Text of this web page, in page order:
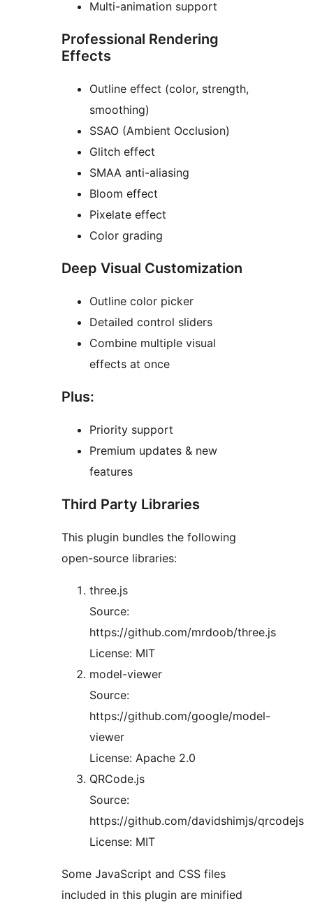
Multi-animation support
Professional Rendering
Effects
Outline effect (color, strength,
smoothing)
SSAO (Ambient Occlusion)
Glitch effect
SMAA anti-aliasing
Bloom effect
Pixelate effect
Color grading
Deep Visual Customization
Outline color picker
Detailed control sliders
Combine multiple visual
effects at once
Plus:
Priority support
Premium updates & new
features
Third Party Libraries
This plugin bundles the following
open-source libraries:
three.js
Source:
https://github.com/mrdoob/three.js
License: MIT
model-viewer
Source:
https://github.com/google/model-
viewer
License: Apache 2.0
QRCode.js
Source:
https://github.com/davidshimjs/qrcodejs
License: MIT
Some JavaScript and CSS files
included in this plugin are minified